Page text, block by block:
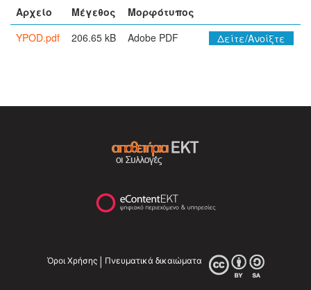
Αρχείο
Μέγεθος
Μορφότυπος
YPOD.pdf
206.65 kB Adobe PDF Δείτε/Ανοίξτε